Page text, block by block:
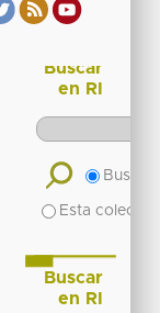
Buscar
en RI
Buscar
Esta
Buscar
en RI